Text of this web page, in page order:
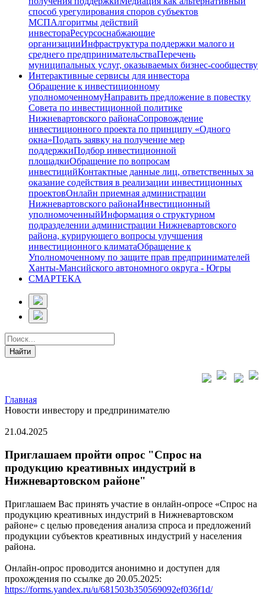
способ урегулирования споров субъектов
МСПАлгоритмы действий
инвестораРесурсоснабжающие
организацииИнфраструктура поддержки малого и
среднего предпринимательстваПеречень
муниципальных услуг, оказываемых бизнес-сообществу
Интерактивные сервисы для инвестора
Обращение к инвестиционному
уполномоченномуНаправить предложение в повестку
Совета по инвестиционной политике
Нижневартовского районаСопровождение
инвестиционного проекта по принципу «Одного
окна»Подать заявку на получение мер
поддержкиПодбор инвестиционной
площадкиОбращение по вопросам
инвестицийКонтактные данные лиц, ответственных за
оказание содействия в реализации инвестиционных
проектовОнлайн приемная администрации
Нижневартовского районаИнвестиционный
уполномоченныйИнформация о структурном
подразделении администрации Нижневартовского
района, курирующего вопросы улучшения
инвестиционного климатаОбращение к
Уполномоченному по защите прав предпринимателей
Ханты-Мансийского автономного округа - Югры
СМАРТЕКА
Главная
Новости инвестору и предпринимателю
21.04.2025
Приглашаем пройти опрос "Спрос на
продукцию креативных индустрий в
Нижневартовском районе"
Приглашаем Вас принять участие в онлайн-опросе «Спрос на
продукцию креативных индустрий в Нижневартовском
районе» с целью проведения анализа спроса и предложений
продукции субъектов креативных индустрий у населения
района.
Онлайн-опрос проводится анонимно и доступен для
прохождения по ссылке до 20.05.2025:
https://forms.yandex.ru/u/681503b350569092ef036f1d/